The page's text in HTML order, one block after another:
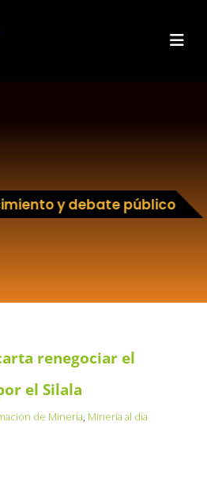
y debate público
renegociar el
el Silala
de Minería, Minería al día